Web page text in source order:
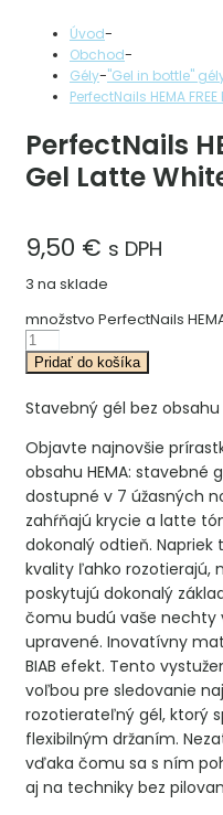
Úvod-
Obchod-
Gély-"Gel in bottle"
PerfectNails HEMA
PerfectNails
Gel Latte
9,50 € s DPH
3 na sklade
množstvo PerfectNails
Pridať do košíka
Stavebný gél bez obsahu
Objavte najnovšie
obsahu HEMA:
dostupné v 7 úžasných
zahŕňajú krycie a latte
dokonalý odtieň.
kvality ľahko rozotierajú,
poskytujú dokonalý
čomu budú vaše nechty
upravené. Inovatívny
BIAB efekt. Tento
voľbou pre sledovanie
rozotierateľný gél, ktorý
flexibilným držaním.
vďaka čomu sa s ním
aj na techniky bez